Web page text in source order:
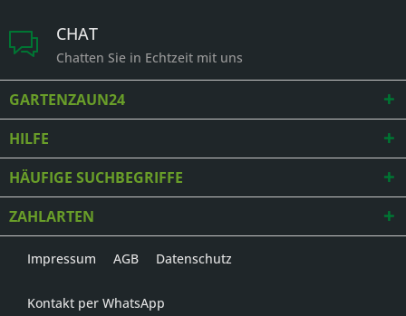
CHAT
Chatten Sie in Echtzeit mit uns
GARTENZAUN24
HILFE
HÄUFIGE SUCHBEGRIFFE
ZAHLARTEN
Impressum AGB Datenschutz
Kontakt per WhatsApp